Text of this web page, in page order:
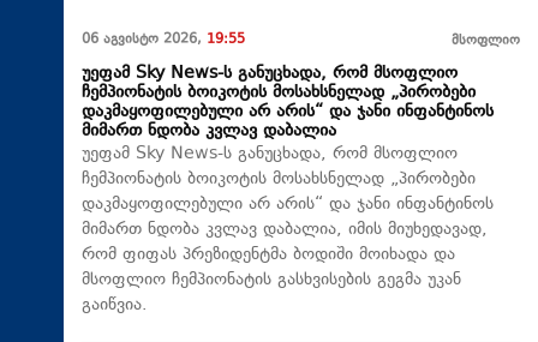
06 აგვისტო 2026, 19:55 მსოფლიო
უეფამ Sky News-ს განუცხადა, რომ მსოფლიო
ჩემპიონატის ბოიკოტის მოსახსნელად „პირობები
დაკმაყოფილებული არ არის“ და ჯანი ინფანტინოს
მიმართ ნდობა კვლავ დაბალია
უეფამ Sky News-ს განუცხადა, რომ მსოფლიო
ჩემპიონატის ბოიკოტის მოსახსნელად „პირობები
დაკმაყოფილებული არ არის“ და ჯანი ინფანტინოს
მიმართ ნდობა კვლავ დაბალია, იმის მიუხედავად,
რომ ფიფას პრეზიდენტმა ბოდიში მოიხადა და
მსოფლიო ჩემპიონატის გასხვისების გეგმა უკან
გაიწვია.